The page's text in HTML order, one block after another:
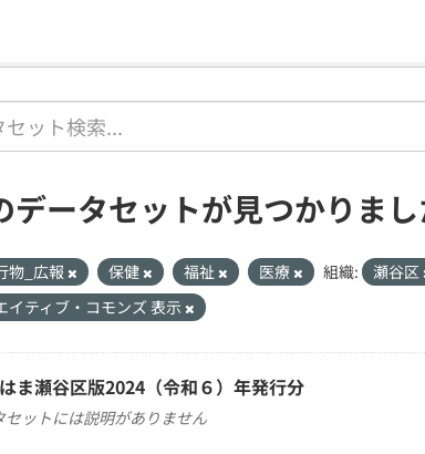
データセットが見つかりまし
物_広報 保健 福祉 医療 組織: 瀬谷区
イティブ・コモンズ 表示
ま瀬谷区版2024（令和６）年発行分
セットには説明がありません